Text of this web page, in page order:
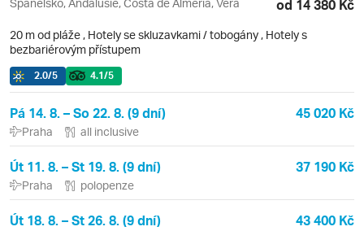
Španělsko, Andalusie, Costa de Almería, Vera od 14 380 Kč
20 m od pláže , Hotely se skluzavkami / tobogány , Hotely s
bezbariérovým přístupem
2.0/5 4.1/5
Pá 14. 8. – So 22. 8. (9 dní) 45 020 Kč
Praha all inclusive
Út 11. 8. – St 19. 8. (9 dní) 37 190 Kč
Praha polopenze
Út 18. 8. – St 26. 8. (9 dní) 43 400 Kč